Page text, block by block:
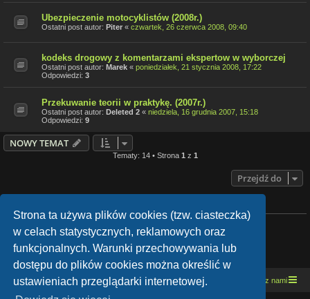
Strona ta używa plików cookies (tzw. ciasteczka)
w celach statystycznych, reklamowych oraz
funkcjonalnych. Warunki przechowywania lub
dostępu do plików cookies można określić w
ustawieniach przeglądarki internetowej.
Ubezpieczenie motocyklistów (2008r.)
Ostatni post autor: Piter « czwartek, 26 czerwca 2008, 09:40
kodeks drogowy z komentarzami ekspertow w wyborczej
Ostatni post autor: Marek « poniedziałek, 21 stycznia 2008, 17:22
Odpowiedzi: 3
Przekuwanie teorii w praktykę. (2007r.)
Ostatni post autor: Deleted 2 « niedziela, 16 grudnia 2007, 15:18
Odpowiedzi: 9
NOWY TEMAT
Tematy: 14 • Strona 1 z 1
Przejdź do
Nie możesz tworzyć nowych tematów
Nie możeszodpowiadać w tematach
zmieniać swoich postów
Nie możeszusuwać swoich postów
Nie możesz
dodawać załączników
Strona domowa Kresowe forum motocyklowe Kontakt z nami